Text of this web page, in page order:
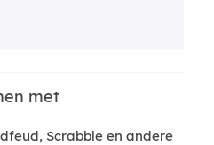
met
Scrabble en andere